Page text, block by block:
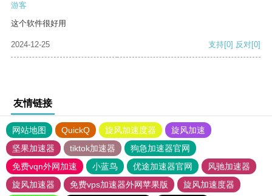
游客
这个软件很好用
2024-12-25 支持[0] 反对[0]
友情链接
网站地图 QuickQ 旋风加速度器
旋风加速
坚果加速器
tiktok加速器
狗急加速器官网
免费vqn外网加速
小蓝鸟 优途加速器官网
风驰加速器
旋风加速器
免费vps加速器外网苹果版
旋风加速度器